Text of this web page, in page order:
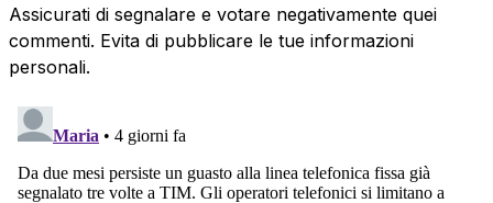
Assicurati di segnalare e votare negativamente quei
commenti. Evita di pubblicare le tue informazioni
personali.